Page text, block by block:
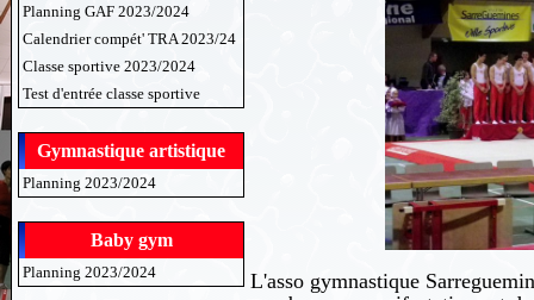
Planning GAF 2023/2024
Calendrier compét' TRA 2023/24
Classe sportive 2023/2024
Test d'entrée classe sportive
Gymnastique artistique
Planning 2023/2024
Baby gym
Planning 2023/2024
L'asso gymnastique